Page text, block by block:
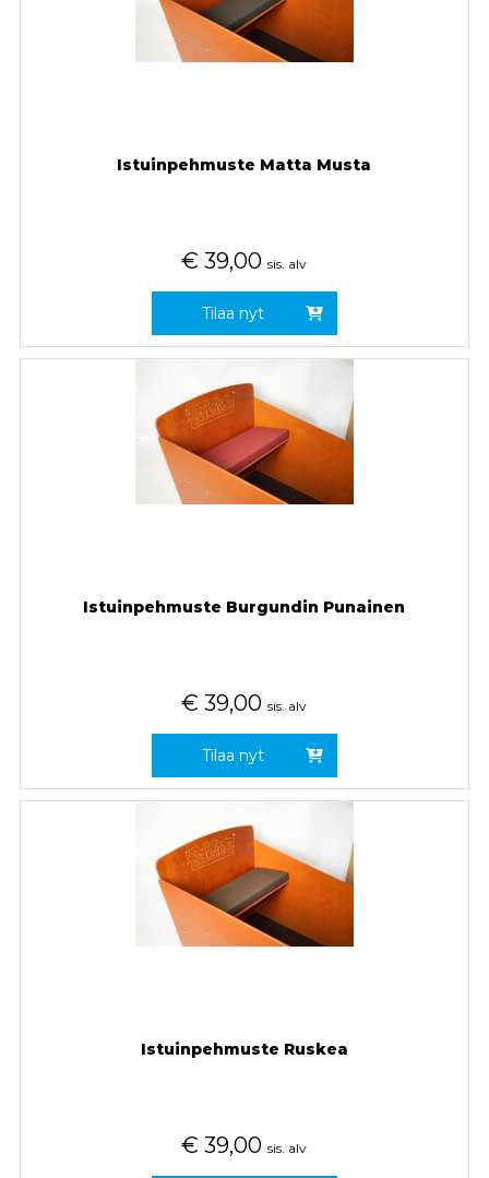
Istuinpehmuste Matta Musta
€ 39,00 sis. alv
Tilaa nyt
Istuinpehmuste Burgundin Punainen
€ 39,00 sis. alv
Tilaa nyt
Istuinpehmuste Ruskea
€ 39,00 sis. alv